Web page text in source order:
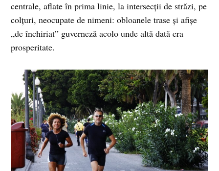
centrale, aflate în prima linie, la intersecţii de străzi, pe
colţuri, neocupate de nimeni: obloanele trase şi afişe
„de închiriat” guverneză acolo unde altă dată era
prosperitate.